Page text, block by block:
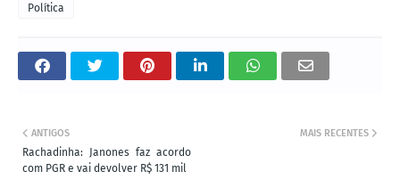
Política
MAIS RECENTES
ANTIGOS
Rachadinha: Janones faz acordo
com PGR e vai devolver R$ 131 mil